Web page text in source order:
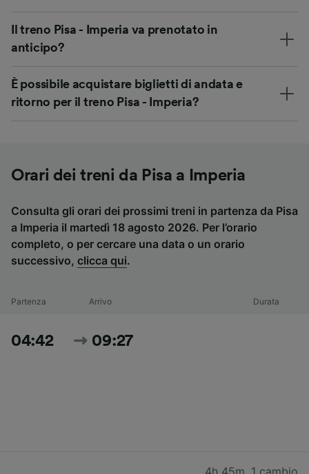
Il treno Pisa - Imperia va prenotato in
anticipo?
È possibile acquistare biglietti di andata e
ritorno per il treno Pisa - Imperia?
Orari dei treni da Pisa a Imperia
Consulta gli orari dei prossimi treni in partenza da Pisa
a Imperia il martedì 18 agosto 2026. Per l’orario
completo, o per cercare una data o un orario
successivo, clicca qui.
Partenza Arrivo Durata
04:42 09:27
4h 45m 1 cambio